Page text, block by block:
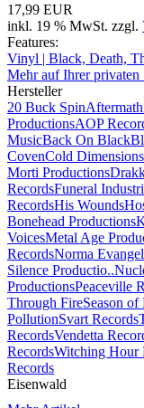
17,99 EUR
inkl. 19 % MwSt. zzgl.
Features:
Vinyl | Black, Death,
Mehr auf Ihrer privaten
Hersteller
20 Buck Spin
ProductionsAOP
MusicBack On Black
CovenCold
Morti Productions
RecordsFuneral
RecordsHis Wounds
Bonehead Productions
VoicesMetal Age
RecordsNorma
Silence Productio..
ProductionsPeaceville
Through FireSeason of
PollutionSvart Records
RecordsVendetta
RecordsWitching Hour
Records
Eisenwald